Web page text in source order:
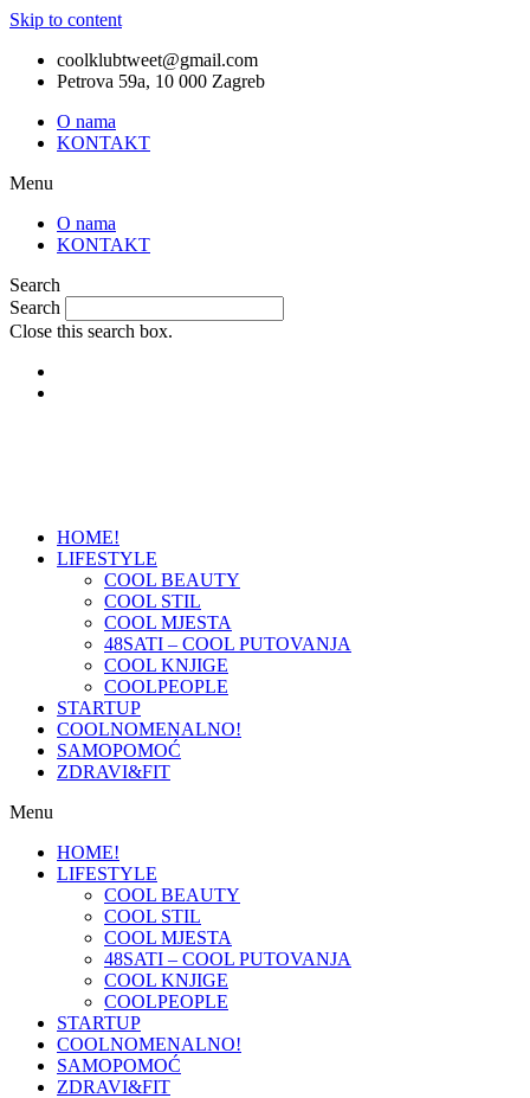
Skip to content
coolklubtweet@gmail.com
Petrova 59a, 10 000 Zagreb
O nama
KONTAKT
Menu
O nama
KONTAKT
Search
Search
Close this search box.
HOME!
LIFESTYLE
COOL BEAUTY
COOL STIL
COOL MJESTA
48SATI – COOL PUTOVANJA
COOL KNJIGE
COOLPEOPLE
STARTUP
COOLNOMENALNO!
SAMOPOMOĆ
ZDRAVI&FIT
Menu
HOME!
LIFESTYLE
COOL BEAUTY
COOL STIL
COOL MJESTA
48SATI – COOL PUTOVANJA
COOL KNJIGE
COOLPEOPLE
STARTUP
COOLNOMENALNO!
SAMOPOMOĆ
ZDRAVI&FIT